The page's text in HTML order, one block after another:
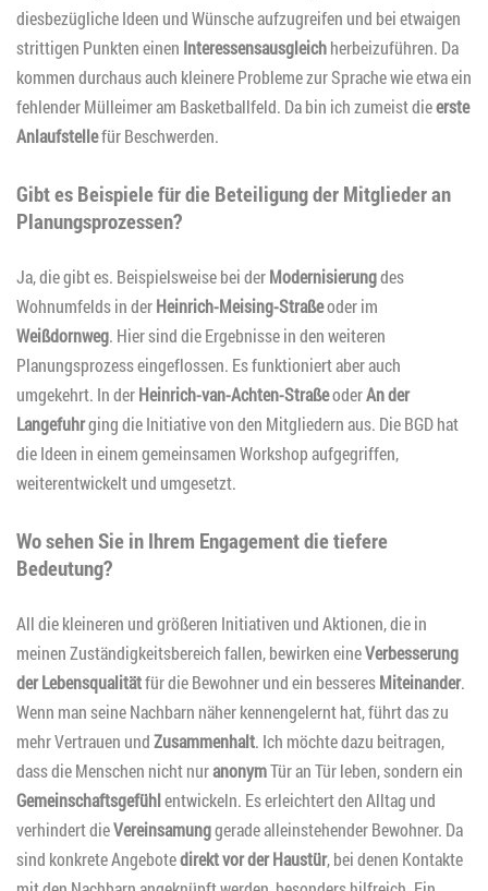
diesbezügliche Ideen und Wünsche aufzugreifen und bei etwaigen
strittigen Punkten einen Interessensausgleichherbeizuführen. Da
kommen durchaus auch kleinere Probleme zur Sprache wie etwa ein
fehlender Mülleimer am Basketballfeld. Da bin ich zumeist dieerste
Anlaufstellefür Beschwerden.
Gibt es Beispiele für die Beteiligung der Mitglieder an
Planungsprozessen?
Ja, die gibt es. Beispielsweise bei derModernisierungdes
Wohnumfelds in derHeinrich-Meising-Straßeoder im
Weißdornweg. Hier sind die Ergebnisse in den weiteren
Planungsprozess eingeflossen. Es funktioniert aber auch
umgekehrt. In derHeinrich-van-Achten-StraßeoderAn der
Langefuhrging die Initiative von den Mitgliedern aus. Die BGD hat
die Ideen in einem gemeinsamen Workshop aufgegriffen,
weiterentwickelt und umgesetzt.
Wo sehen Sie in Ihrem Engagement die tiefere
Bedeutung?
All die kleineren und größeren Initiativen und Aktionen, die in
meinen Zuständigkeitsbereich fallen, bewirken eineVerbesserung
der Lebensqualitätfür die Bewohner und ein besseresMiteinander.
Wenn man seine Nachbarn näher kennengelernt hat, führt das zu
mehr Vertrauen undZusammenhalt. Ich möchte dazu beitragen,
dass die Menschen nicht nuranonymTür an Tür leben, sondern ein
Gemeinschaftsgefühlentwickeln. Es erleichtert den Alltag und
verhindert dieVereinsamunggerade alleinstehender Bewohner. Da
sind konkrete Angebotedirekt vor der Haustür, bei denen Kontakte